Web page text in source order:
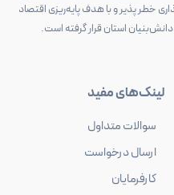
خطر پذیر و با هدف پایه‌ریزی اقتصاد
استان قرار گرفته است.
لینک‌های مفید
سوالات متداول
ارسال درخواست
کارفرمایان